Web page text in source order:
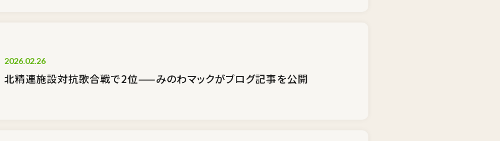
2026.02.26
北精連施設対抗歌合戦で2位——みのわマックがブログ記事を公開